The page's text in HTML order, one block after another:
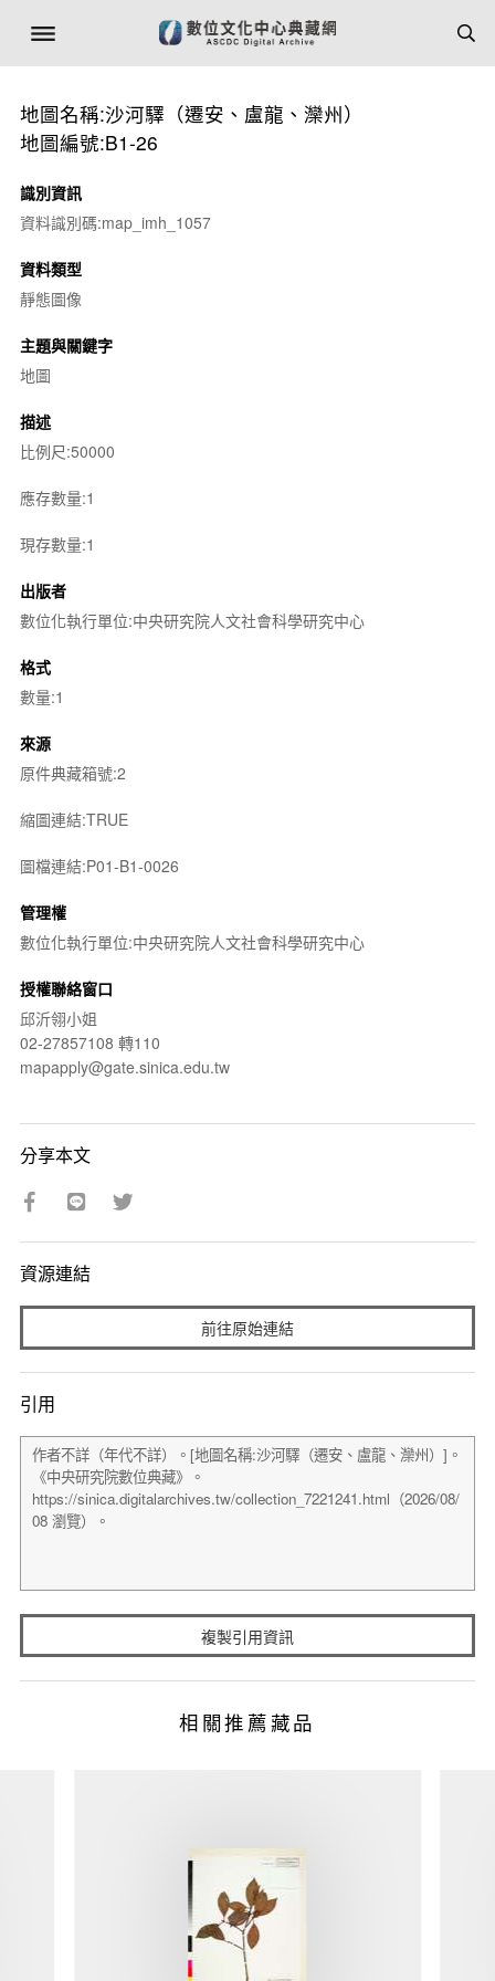
地圖名稱:沙河驛（遷安、盧龍、灤州）
地圖編號:B1-26
識別資訊
資料識別碼:map_imh_1057
資料類型
靜態圖像
主題與關鍵字
地圖
描述
比例尺:50000
應存數量:1
現存數量:1
出版者
數位化執行單位:中央研究院人文社會科學研究中心
格式
數量:1
來源
原件典藏箱號:2
縮圖連結:TRUE
圖檔連結:P01-B1-0026
管理權
數位化執行單位:中央研究院人文社會科學研究中心
授權聯絡窗口
邱沂翎小姐
02-27857108 轉110
mapapply@gate.sinica.edu.tw
分享本文
資源連結
前往原始連結
引用
複製引用資訊
相關推薦藏品